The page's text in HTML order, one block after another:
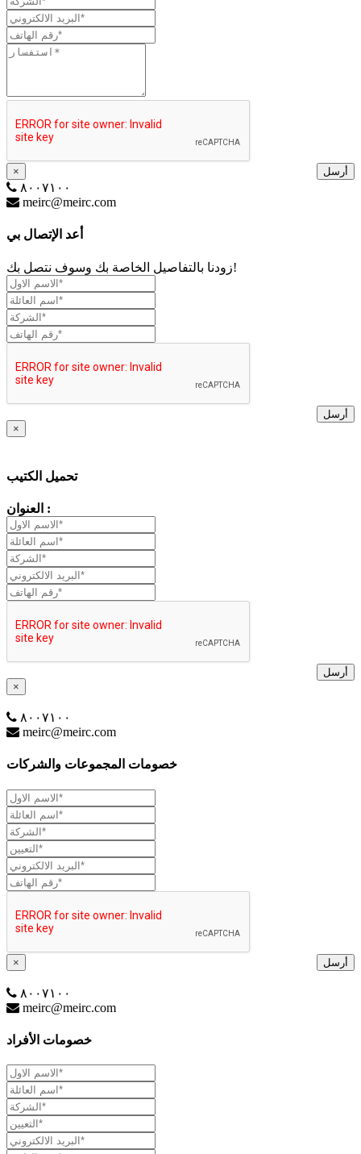
أرسل ×
٨٠٠٧١٠٠
meirc@meirc.com
أعد الإتصال بي
زودنا بالتفاصيل الخاصة بك وسوف نتصل بك!
أرسل
×
تحميل الكتيب
العنوان :
أرسل
×
٨٠٠٧١٠٠
meirc@meirc.com
خصومات المجموعات والشركات
أرسل ×
٨٠٠٧١٠٠
meirc@meirc.com
خصومات الأفراد